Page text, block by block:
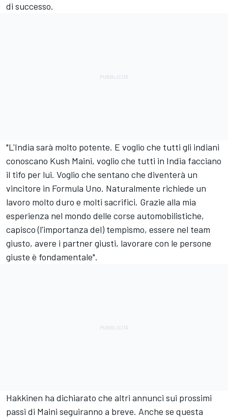
di successo.
"L'India sarà molto potente. E voglio che tutti gli indiani
conoscano Kush Maini, voglio che tutti in India facciano
il tifo per lui. Voglio che sentano che diventerà un
vincitore in Formula Uno. Naturalmente richiede un
lavoro molto duro e molti sacrifici. Grazie alla mia
esperienza nel mondo delle corse automobilistiche,
capisco (l'importanza del) tempismo, essere nel team
giusto, avere i partner giusti, lavorare con le persone
giuste è fondamentale".
Hakkinen ha dichiarato che altri annunci sui prossimi
passi di Maini seguiranno a breve. Anche se questa